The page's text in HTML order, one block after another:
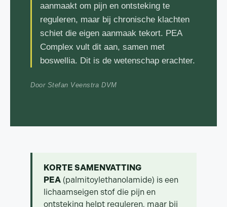
aanmaakt om pijn en ontsteking te
reguleren, maar bij chronische klachten
schiet die eigen aanmaak tekort. PEA
Complex vult dit aan, samen met
boswellia. Dit is de wetenschap erachter.
Door Stefan Veenstra DVM
KORTE SAMENVATTING
PEA (palmitoylethanolamide) is een
lichaamseigen stof die pijn en
ontsteking helpt reguleren, maar bij